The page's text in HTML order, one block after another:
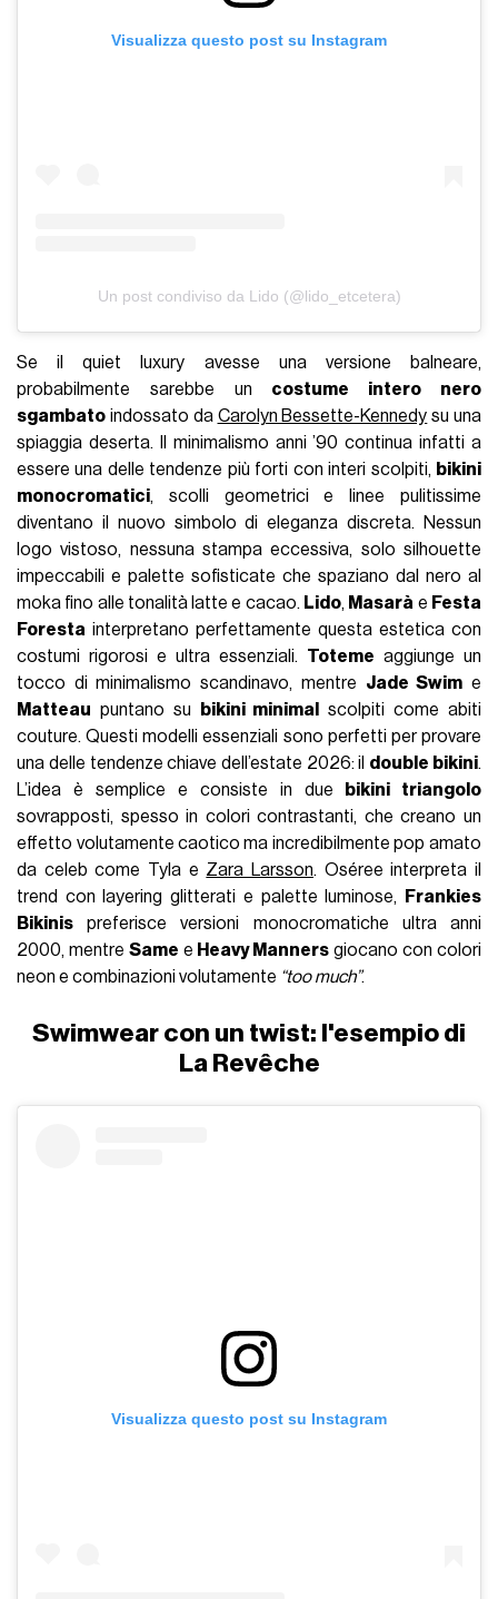
Visualizza questo post su Instagram
Un post condiviso da Lido (@lido_etcetera)
Se il quiet luxury avesse una versione balneare,
probabilmente sarebbe un costume intero nero
sgambato indossato da Carolyn Bessette-Kennedy su una
spiaggia deserta. Il minimalismo anni ’90 continua infatti a
essere una delle tendenze più forti con interi scolpiti, bikini
monocromatici, scolli geometrici e linee pulitissime
diventano il nuovo simbolo di eleganza discreta. Nessun
logo vistoso, nessuna stampa eccessiva, solo silhouette
impeccabili e palette sofisticate che spaziano dal nero al
moka fino alle tonalità latte e cacao. Lido, Masarà e Festa
Foresta interpretano perfettamente questa estetica con
costumi rigorosi e ultra essenziali. Toteme aggiunge un
tocco di minimalismo scandinavo, mentre Jade Swim e
Matteau puntano su bikini minimal
scolpiti come abiti
couture. Questi modelli essenziali sono perfetti per provare
una delle tendenze chiave dell’estate 2026: il double bikini.
L’idea è semplice e consiste in due bikini triangolo
sovrapposti, spesso in colori contrastanti, che creano un
effetto volutamente caotico ma incredibilmente pop amato
da celeb come Tyla e Zara Larsson. Oséree interpreta il
trend con layering glitterati e palette luminose,
Frankies
Bikinis preferisce versioni monocromatiche ultra anni
2000, mentre Same e Heavy Manners giocano con colori
neon e combinazioni volutamente “too much”.
Swimwear con un twist: l'esempio di
La Revêche
Visualizza questo post su Instagram